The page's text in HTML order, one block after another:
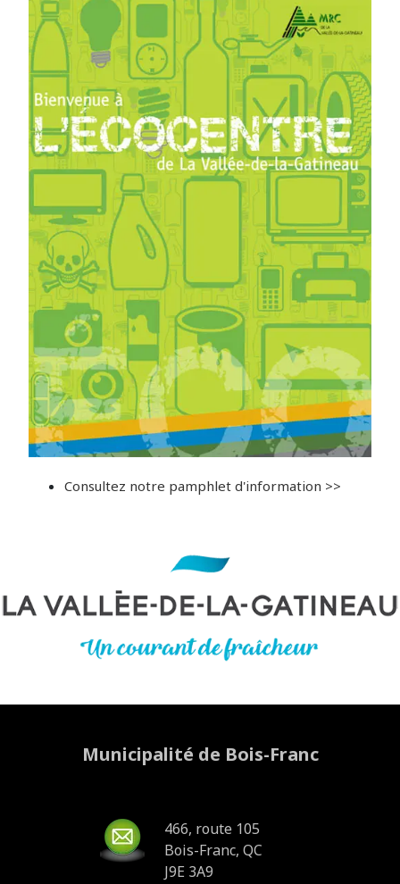
Consultez notre pamphlet d'information >>
Municipalité de Bois-Franc
466, route 105
Bois-Franc, QC
J9E 3A9